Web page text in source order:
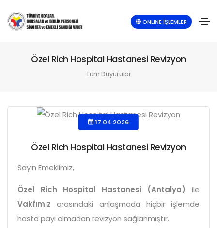
ONLINE İŞLEMLER
Özel Rich Hospital Hastanesi Revizyon
Tüm Duyurular
17.04.2026
Özel Rich Hospital Hastanesi Revizyon
Sayın Emeklimiz,
Özel Rich Hospital Hastanesi (Antalya)
ile
Vakfımızarasındaki anlaşmada hiçbir işlemde
hasta payı olmadan revizyon sağlanmıştır.